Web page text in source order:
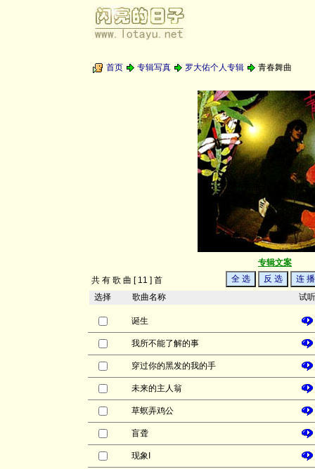
首页 专辑写真 罗大佑个人专辑 青春舞曲
专辑文案
共 有 歌 曲 [ 11 ] 首
选择
歌曲名称 试听
诞生
我所不能了解的事
穿过你的黑发的我的手
未来的主人翁
草螟弄鸡公
盲聋
现象I